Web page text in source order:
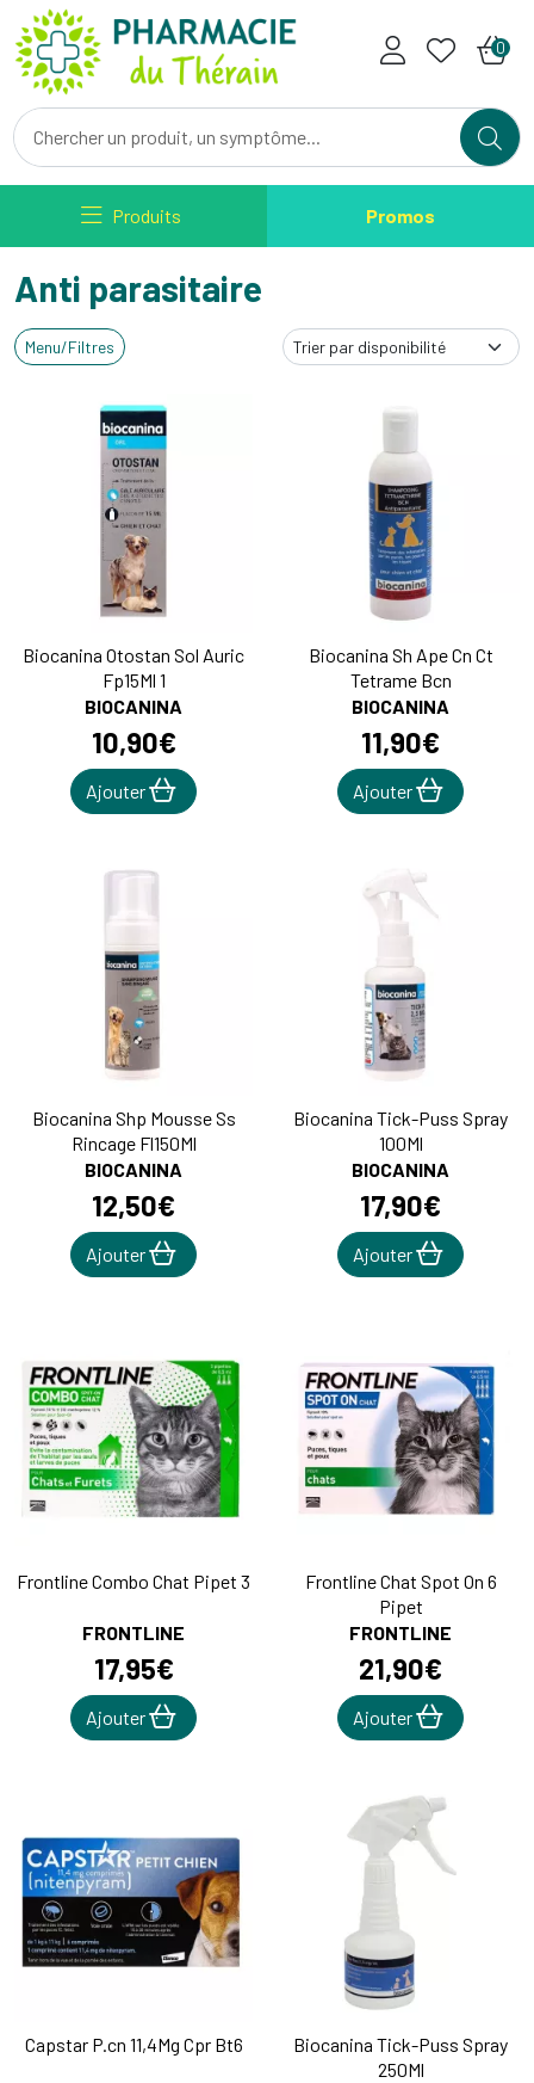
Pharmacie du Therain Votre
0
Produits Promos
Anti parasitaire
Menu/Filtres
Biocanina Otostan Sol Auric
Fp15Ml 1
BIOCANINA
10,90€
Ajouter
Biocanina Sh Ape Cn Ct
Tetrame Bcn
BIOCANINA
11,90€
Ajouter
Biocanina Shp Mousse Ss
Rincage Fl150Ml
BIOCANINA
12,50€
Ajouter
Biocanina Tick-Puss Spray
100Ml
BIOCANINA
17,90€
Ajouter
Frontline Combo Chat Pipet 3
FRONTLINE
17,95€
Ajouter
Frontline Chat Spot On 6
Pipet
FRONTLINE
21,90€
Ajouter
Capstar P.cn 11,4Mg Cpr Bt6
Biocanina Tick-Puss Spray
250Ml